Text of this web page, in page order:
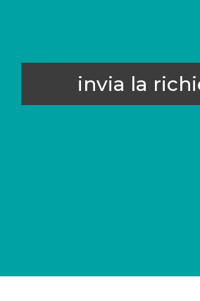
invia la